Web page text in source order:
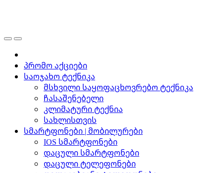
პრომო აქციები
საოჯახო ტექნიკა
მსხვილი საყოფაცხოვრებო ტექნიკა
ჩასაშენებელი
კლიმატური ტექნია
სახლისთვის
სმარტფონები | მობილურები
IOS სმარტფონები
დაცული სმარტფონები
დაცული ტელეფონები